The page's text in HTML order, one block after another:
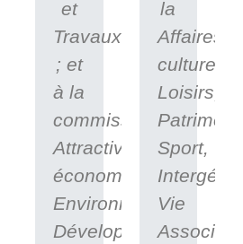
et
Travaux
; et
à la
commission
Attractivité
économique,
Environnement,
Développement
la
Affaires
Loisirs,
Sport,
Vie